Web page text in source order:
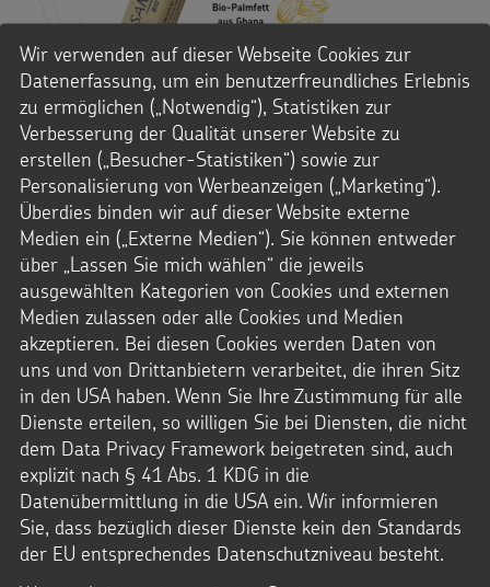
Foto: Martina Gloge / Kindermissionswerk /
Kindermissionswerk
Fair gehandelt und lecker – das ist der Schokoriegel zu Sankt
Martin. Mit dem Kauf des Martinsriegels handeln Sie doppelt
gut! Wenn wir fair teilen, sorgen wir dafür, dass die Welt
gerechter wird und dass soziale Gerechtigkeit weltweit
wachsen kann.
Aktionsideen
Verteilen Sie die Martinsriegel beim Martinsfest an die
Kinder – vielleicht mit dem Auftrag, den Riegel mit
jemandem zu teilen.
Füllen Sie die Martinstüte mit dem Martinsriegel.
Geben Sie dem Weckmann einen Riegel in die Hand.
Den Martinsriegel finden Sie rund um das Martinsfest am
11.11. im
Weltladen in Ihrer Nähe und imOnlineshop der
GEPA.
Wir verwenden auf dieser Webseite Cookies zur
Datenerfassung, um ein benutzerfreundliches Erlebnis
zu ermöglichen („Notwendig“), Statistiken zur
Verbesserung der Qualität unserer Website zu
erstellen („Besucher-Statistiken“) sowie zur
Personalisierung von Werbeanzeigen („Marketing“).
Überdies binden wir auf dieser Website externe
Medien ein („Externe Medien“). Sie können entweder
über „Lassen Sie mich wählen“ die jeweils
ausgewählten Kategorien von Cookies und externen
Medien zulassen oder alle Cookies und Medien
akzeptieren. Bei diesen Cookies werden Daten von
uns und von Drittanbietern verarbeitet, die ihren Sitz
in den USA haben. Wenn Sie Ihre Zustimmung für alle
Dienste erteilen, so willigen Sie bei Diensten, die nicht
dem Data Privacy Framework beigetreten sind, auch
explizit nach § 41 Abs. 1 KDG in die
Datenübermittlung in die USA ein. Wir informieren
Sie, dass bezüglich dieser Dienste kein den Standards
der EU entsprechendes Datenschutzniveau besteht.